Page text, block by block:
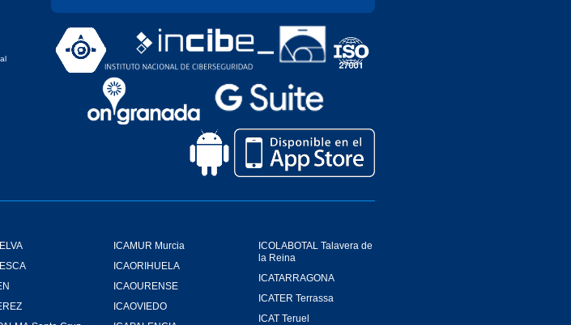
ICAMUR Murcia
ICAORIHUELA
ICAOURENSE
ICAOVIEDO
ICOLABOTAL Talavera de
la Reina
ICATARRAGONA
ICATER Terrassa
ICAT Teruel